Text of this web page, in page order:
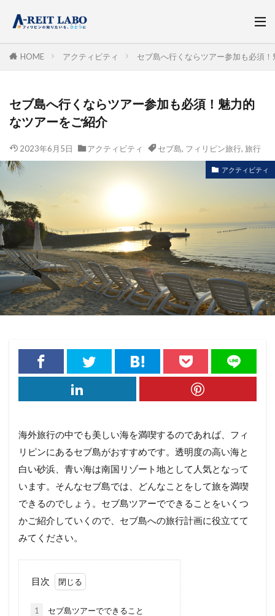
HOME アクティビティ セブ島へ行くならツアー参加も必須
セブ島へ行くならツアー参加も必須！魅力的
なツアーをご紹介
2023年6月5日 アクティビティ セブ島, フィリピン旅行, 旅行
アクティビティ
海外旅行の中でも美しい海を満喫するのであれば、フィ
リピンにあるセブ島がおすすめです。透明度の高い海と
白い砂浜、青い海は南国リゾート地として人気となって
います。そんなセブ島では、どんなことをして旅を満喫
できるのでしょう。セブ島ツアーでできることをいくつ
かご紹介していくので、セブ島への旅行計画に役立てて
みてください。
目次
1 セブ島ツアーでできること